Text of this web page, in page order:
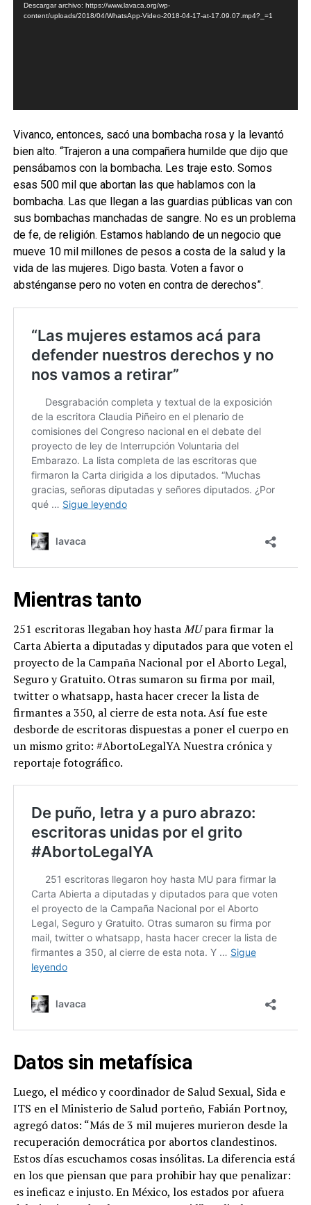
Descargar archivo: https://www.lavaca.org/wp-
content/uploads/2018/04/WhatsApp-Video-2018-04-17-at-17.09.07.mp4?_=1
Vivanco, entonces, sacó una bombacha rosa y la levantó
bien alto. “Trajeron a una compañera humilde que dijo que
pensábamos con la bombacha. Les traje esto. Somos
esas 500 mil que abortan las que hablamos con la
bombacha. Las que llegan a las guardias públicas van con
sus bombachas manchadas de sangre. No es un problema
de fe, de religión. Estamos hablando de un negocio que
mueve 10 mil millones de pesos a costa de la salud y la
vida de las mujeres. Digo basta. Voten a favor o
absténganse pero no voten en contra de derechos”.
Mientras tanto
251 escritoras llegaban hoy hastaMUpara firmar la
Carta Abierta a diputadas y diputados para que voten el
proyecto de la Campaña Nacional por el Aborto Legal,
Seguro y Gratuito. Otras sumaron su firma por mail,
twitter o whatsapp, hasta hacer crecer la lista de
firmantes a 350, al cierre de esta nota. Así fue este
desborde de escritoras dispuestas a poner el cuerpo en
un mismo grito: #AbortoLegalYA Nuestra crónica y
reportaje fotográfico.
Datos sin metafísica
Luego, el médico y coordinador de Salud Sexual, Sida e
ITS en el Ministerio de Salud porteño, Fabián Portnoy,
agregó datos: “Más de 3 mil mujeres murieron desde la
recuperación democrática por abortos clandestinos.
Estos días escuchamos cosas insólitas. La diferencia está
en los que piensan que para prohibir hay que penalizar:
es ineficaz e injusto. En México, los estados por afuera